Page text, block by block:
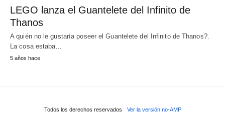
LEGO lanza el Guantelete del Infinito de
Thanos
A quién no le gustaría poseer el Guantelete del Infinito de Thanos?.
La cosa estaba…
5 años hace
Todos los derechos reservados Ver la versión no-AMP